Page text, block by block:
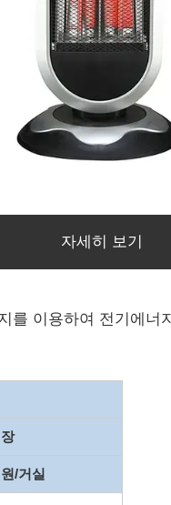
자세히 보기
를 이용하여 전기에
/거실